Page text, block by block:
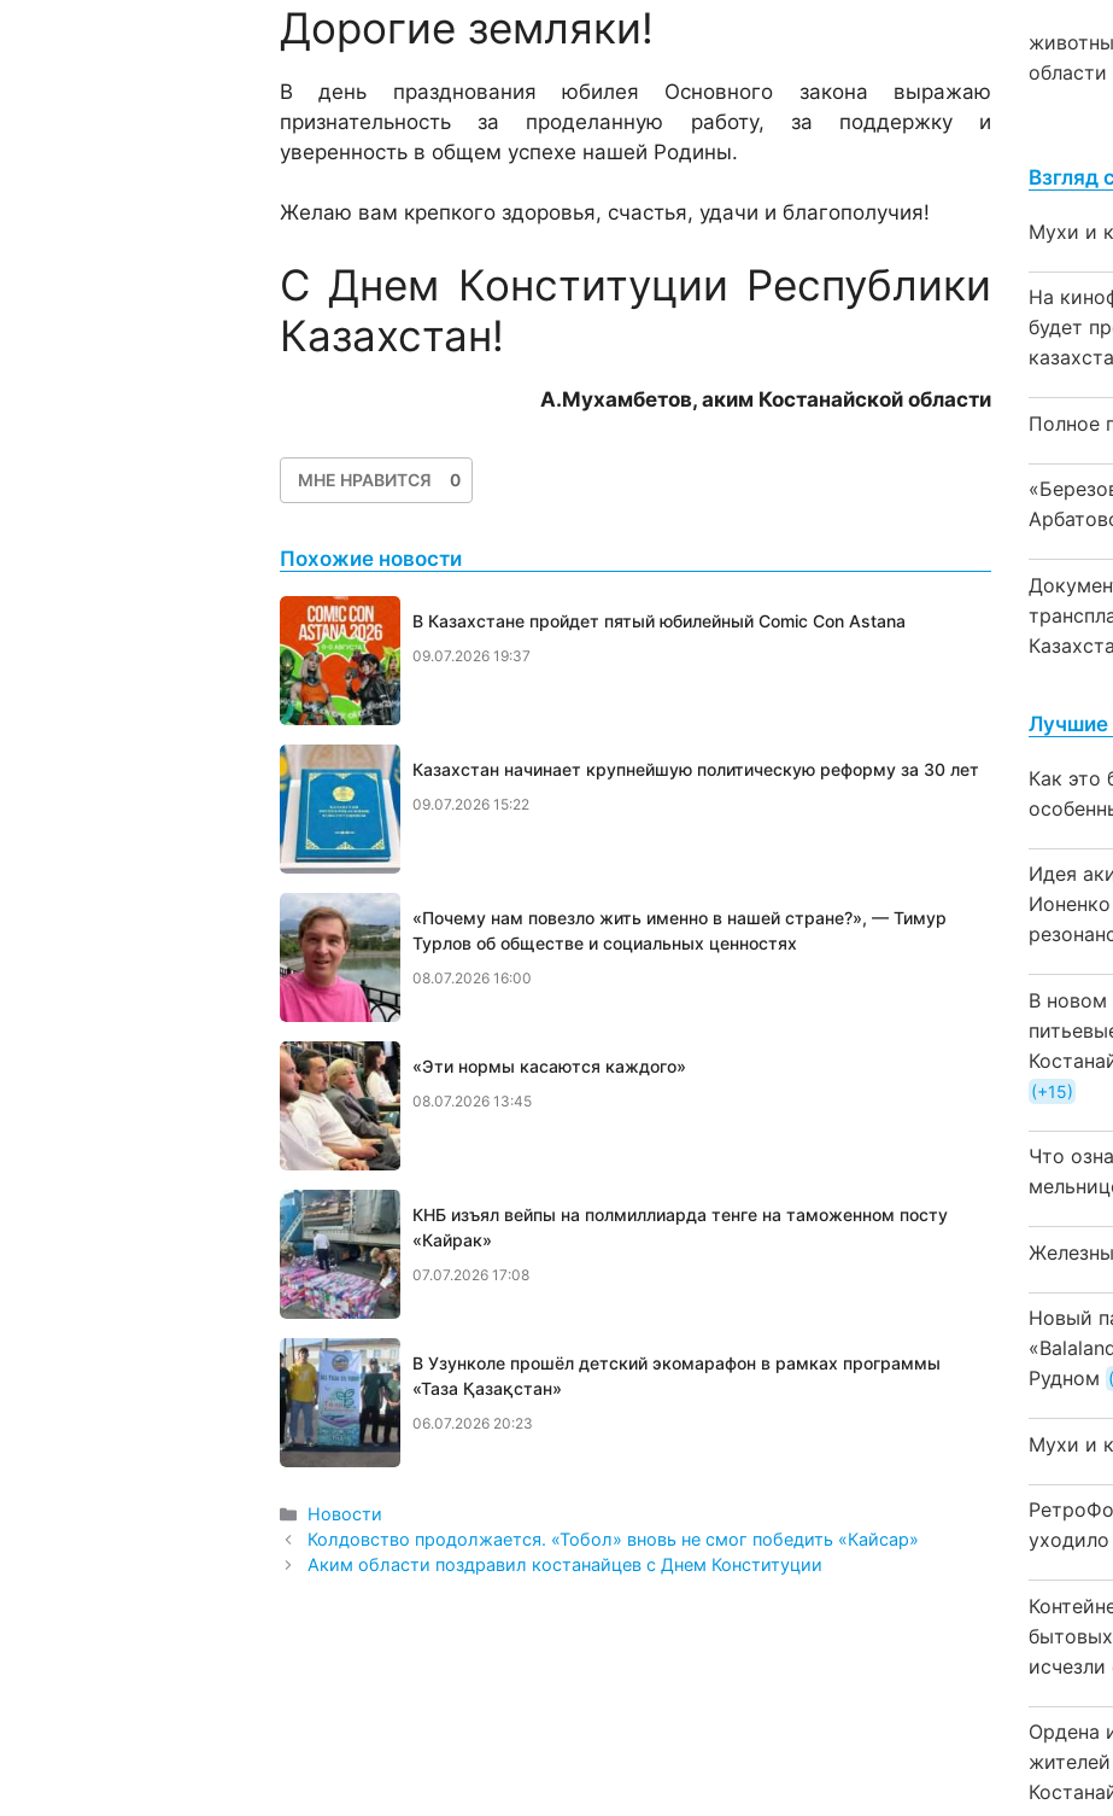
Дорогие земляки!
В день празднования юбилея Основного закона выражаю
признательность за проделанную работу, за поддержку и
уверенность в общем успехе нашей Родины.
Желаю вам крепкого здоровья, счастья, удачи и благополучия!
С Днем Конституции Республики
Казахстан!
А.Мухамбетов, аким Костанайской области
МНЕ НРАВИТСЯ 0
Похожие новости
В Казахстане пройдет пятый юбилейный Comic Con Astana
09.07.2026 19:37
Казахстан начинает крупнейшую политическую реформу за 30 лет
09.07.2026 15:22
«Почему нам повезло жить именно в нашей стране?», — Тимур
Турлов об обществе и социальных ценностях
08.07.2026 16:00
«Эти нормы касаются каждого»
08.07.2026 13:45
КНБ изъял вейпы на полмиллиарда тенге на таможенном посту
«Кайрак»
07.07.2026 17:08
В Узунколе прошёл детский экомарафон в рамках программы
«Таза Қазақстан»
06.07.2026 20:23
Рубрики
Новости
Колдовство продолжается. «Тобол» вновь не смог победить «Кайсар»
Аким области поздравил костанайцев с Днем Конституции
области
Взгляд
Мухи и
На
будет
Полное
Лучшие
Как это
Идея
В новом
+15
Что
Новый
Рудном
Мухи и
уходило
исчезли
Ордена